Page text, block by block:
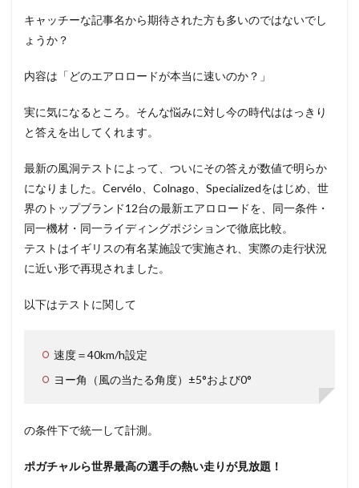
キャッチーな記事名から期待された方も多いのではないでし
ょうか？
内容は「どのエアロロードが本当に速いのか？」
実に気になるところ。そんな悩みに対し今の時代ははっきり
と答えを出してくれます。
最新の風洞テストによって、ついにその答えが数値で明らか
になりました。Cervélo、Colnago、Specializedをはじめ、世
界のトップブランド12台の最新エアロロードを、同一条件・
同一機材・同一ライディングポジションで徹底比較。
テストはイギリスの有名某施設で実施され、実際の走行状況
に近い形で再現されました。
以下はテストに関して
速度＝40km/h設定
ヨー角（風の当たる角度）±5°および0°
の条件下で統一して計測。
ポガチャルら世界最高の選手の熱い走りが見放題！